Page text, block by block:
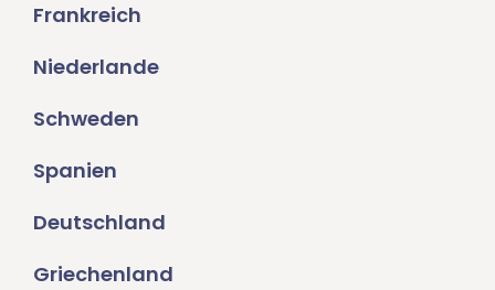
Frankreich
Niederlande
Schweden
Spanien
Deutschland
Griechenland